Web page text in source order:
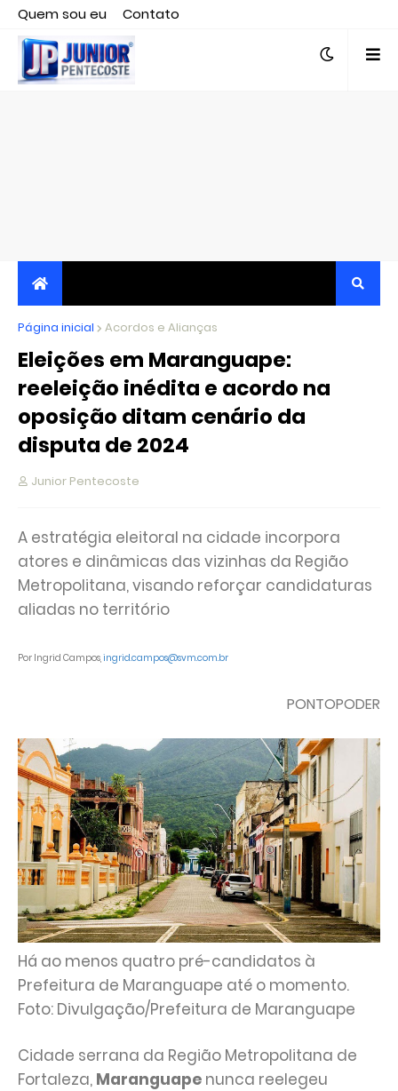
Quem sou eu
Contato
Editor responsável, jornalista Clovis Almeida.
JORNALISMO INDEPENDENTE, TRANSPARENTE E
CRÍTICO
Página inicial Acordos e Alianças
Eleições em Maranguape:
reeleição inédita e acordo na
oposição ditam cenário da
disputa de 2024
Junior Pentecoste
A estratégia eleitoral na cidade incorpora
atores e dinâmicas das vizinhas da Região
Metropolitana, visando reforçar candidaturas
aliadas no território
Por Ingrid Campos,ingrid.campos@svm.com.br
PONTOPODER
Há ao menos quatro pré-candidatos à
Prefeitura de Maranguape até o momento.
Foto: Divulgação/Prefeitura de Maranguape
Cidade serrana da Região Metropolitana de
Fortaleza, Maranguape nunca reelegeu